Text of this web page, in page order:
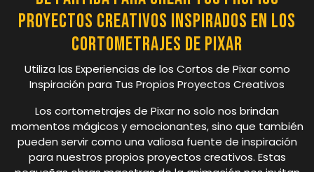
proyectos creativos inspirados en los
cortometrajes de Pixar
Utiliza las Experiencias de los Cortos de Pixar como
Inspiración para Tus Propios Proyectos Creativos
Los cortometrajes de Pixar no solo nos brindan
momentos mágicos y emocionantes, sino que también
pueden servir como una valiosa fuente de inspiración
para nuestros propios proyectos creativos. Estas